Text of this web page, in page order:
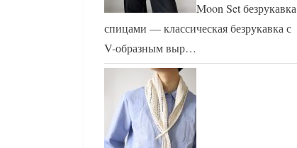
Moon Set безрукавка
спицами — классическая безрукавка с
V-образным выр…